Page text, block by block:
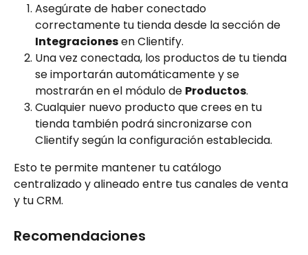
Asegúrate de haber conectado
correctamente tu tienda desde la sección de
Integraciones en Clientify.
Una vez conectada, los productos de tu tienda
se importarán automáticamente y se
mostrarán en el módulo de Productos.
Cualquier nuevo producto que crees en tu
tienda también podrá sincronizarse con
Clientify según la configuración establecida.
Esto te permite mantener tu catálogo
centralizado y alineado entre tus canales de venta
y tu CRM.
Recomendaciones